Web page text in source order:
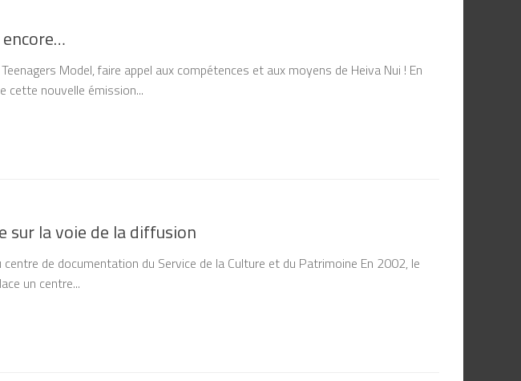
Model, faire appel aux compétences et aux moyens de Heiva Nui ! En
cette nouvelle émission...
sur la voie de la diffusion
de documentation du Service de la Culture et du Patrimoine En 2002, le
un centre...